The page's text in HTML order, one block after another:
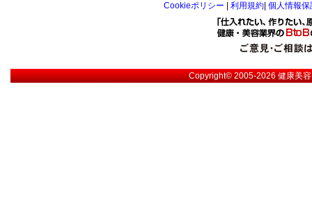
Cookieポリシー
利用規約 個人情報
Copyright© 2005-2026健康美